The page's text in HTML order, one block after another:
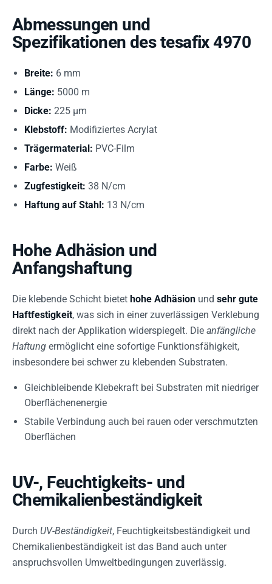
Abmessungen und
Spezifikationen des tesafix 4970
Breite: 6 mm
Länge: 5000 m
Dicke: 225 µm
Klebstoff: Modifiziertes Acrylat
Trägermaterial: PVC-Film
Farbe: Weiß
Zugfestigkeit: 38 N/cm
Haftung auf Stahl: 13 N/cm
Hohe Adhäsion und
Anfangshaftung
Die klebende Schicht bietet hohe Adhäsion und sehr gute
Haftfestigkeit, was sich in einer zuverlässigen Verklebung
direkt nach der Applikation widerspiegelt. Die anfängliche
Haftung ermöglicht eine sofortige Funktionsfähigkeit,
insbesondere bei schwer zu klebenden Substraten.
Gleichbleibende Klebekraft bei Substraten mit niedriger
Oberflächenenergie
Stabile Verbindung auch bei rauen oder verschmutzten
Oberflächen
UV-, Feuchtigkeits- und
Chemikalienbeständigkeit
Durch UV-Beständigkeit, Feuchtigkeitsbeständigkeit und
Chemikalienbeständigkeit ist das Band auch unter
anspruchsvollen Umweltbedingungen zuverlässig.